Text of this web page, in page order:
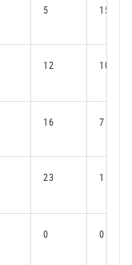
5 15
12 10
16 7
23 1
0 0